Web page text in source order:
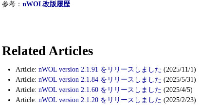
参考： nWOL改版履歴
Related Articles
Article: nWOL version 2.1.91 をリリースしました (2025/11/1)
Article: nWOL version 2.1.84 をリリースしました (2025/5/31)
Article: nWOL version 2.1.60 をリリースしました (2025/4/5)
Article: nWOL version 2.1.20 をリリースしました (2025/2/23)